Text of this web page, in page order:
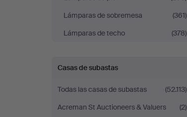
Lámparas de sobremesa
(361)
Lámparas de techo
(378)
Casas de subastas
Todas las casas de subastas
(52.113)
Acreman St Auctioneers & Valuers
(2)